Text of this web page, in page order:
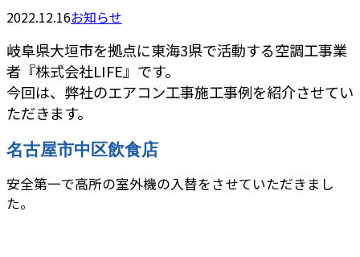
2022.12.16お知らせ
岐阜県大垣市を拠点に東海3県で活動する空調工事業
者『株式会社LIFE』です。
今回は、弊社のエアコン工事施工事例を紹介させてい
ただきます。
名古屋市中区飲食店
安全第一で高所の室外機の入替をさせていただきまし
た。